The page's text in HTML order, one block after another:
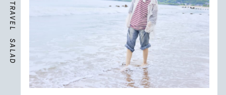
T
R
A
V
E
L
S
A
L
A
D